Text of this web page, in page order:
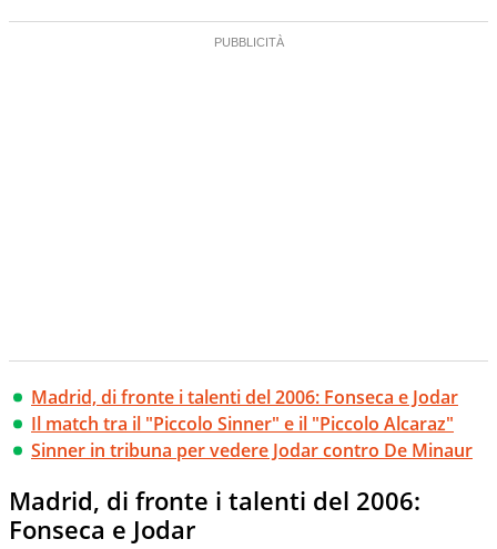
Madrid, di fronte i talenti del 2006: Fonseca e Jodar
Il match tra il "Piccolo Sinner" e il "Piccolo Alcaraz"
Sinner in tribuna per vedere Jodar contro De Minaur
Madrid, di fronte i talenti del 2006:
Fonseca e Jodar